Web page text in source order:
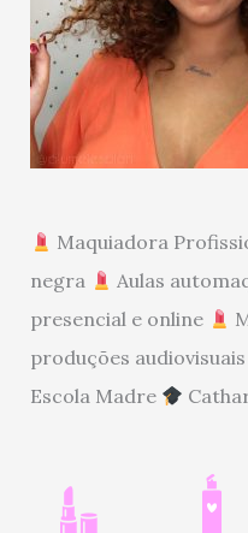
Maquiadora
negra
Aulas
presencial e online
produções audiovisuais
Escola Madre